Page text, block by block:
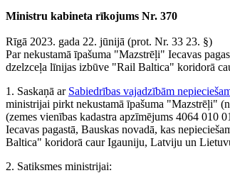
Ministru kabineta rīkojums Nr. 370
Rīgā 2023. gada 22. jūnijā (prot. Nr. 33 23. §)
Par nekustamā īpašuma "Mazstrēļi" Iecavas
dzelzceļa līnijas izbūve "Rail Baltica" koridorā
1. Saskaņā ar Sabiedrības vajadzībām
ministrijai pirkt nekustamā īpašuma "Mazstrēļi"
(zemes vienības kadastra apzīmējums 4064 010
Iecavas pagastā, Bauskas novadā, kas
Baltica" koridorā caur Igauniju, Latviju un
2. Satiksmes ministrijai: